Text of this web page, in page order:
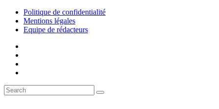
Politique de confidentialité
Mentions légales
Equipe de rédacteurs